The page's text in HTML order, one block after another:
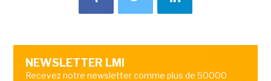
NEWSLETTER LMI
Recevez notre newsletter comme plus de 50000